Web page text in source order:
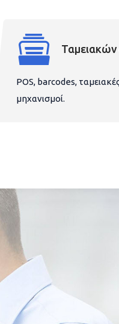
POS, barcodes,
μηχανισμοί.